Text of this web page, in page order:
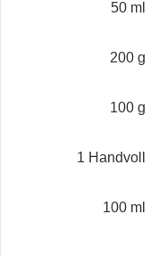
50 ml
200 g
100 g
1 Handvoll
100 ml